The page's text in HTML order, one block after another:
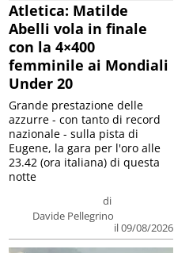
Atletica: Matilde
Abelli vola in finale
con la 4×400
femminile ai Mondiali
Under 20
di
Davide Pellegrino
il 09/08/2026
Grande prestazione delle
azzurre - con tanto di record
nazionale - sulla pista di
Eugene, la gara per l'oro alle
23.42 (ora italiana) di questa
notte